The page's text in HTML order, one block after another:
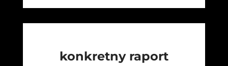
konkretny raport